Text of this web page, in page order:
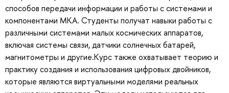
способов передачи информации и работы с системами и
компонентами МКА. Студенты получат навыки работы с
различными системами малых космических аппаратов,
включая системы связи, датчики солнечных батарей,
магнитометры и другие.Курс также охватывает теорию и
практику создания и использования цифровых двойников,
которые являются виртуальными моделями реальных